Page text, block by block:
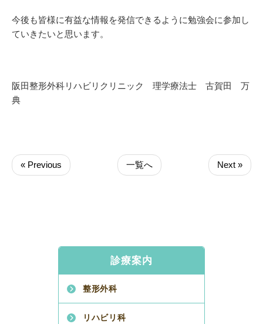
今後も皆様に有益な情報を発信できるように勉強会に参加し
ていきたいと思います。
阪田整形外科リハビリクリニック 理学療法士 古賀田 万
典
« Previous 一覧へ Next »
診療案内
整形外科
リハビリ科